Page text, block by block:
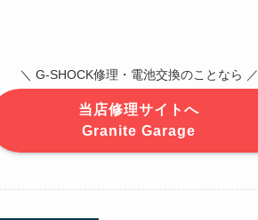
＼ G-SHOCK修理・電池交換のことなら ／
当店修理サイトへ
Granite Garage